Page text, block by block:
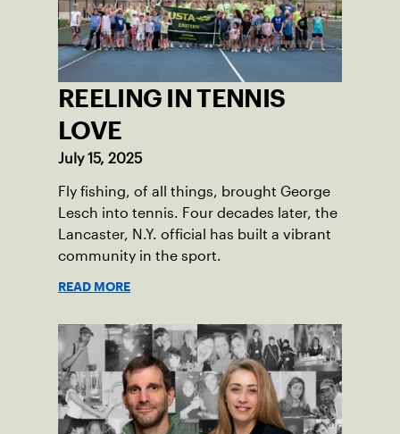
REELING IN TENNIS
LOVE
July 15, 2025
Fly fishing, of all things, brought George
Lesch into tennis. Four decades later, the
Lancaster, N.Y. official has built a vibrant
community in the sport.
READ MORE